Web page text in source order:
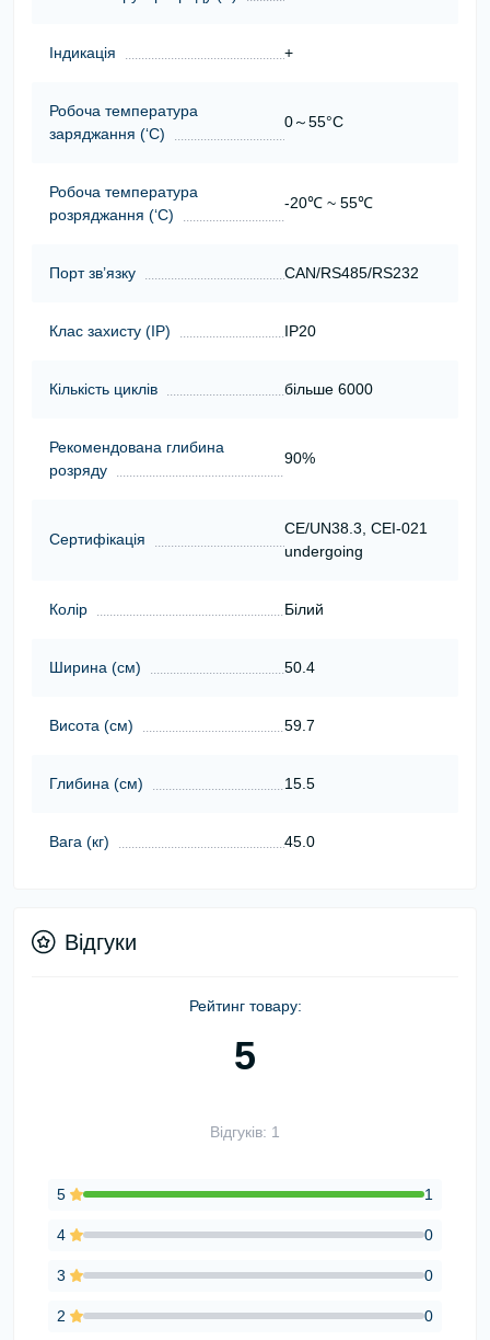
Індикація +
Робоча температура
заряджання (‘С)
0～55°C
Робоча температура
розряджання (‘С)
-20℃ ~ 55℃
Порт зв’язку CAN/RS485/RS232
Клас захисту (ІР) IP20
Кількість циклів більше 6000
Рекомендована глибина
розряду
90%
Сертифікація
CE/UN38.3, CEI-021
undergoing
Колір Білий
Ширина (см) 50.4
Висота (см) 59.7
Глибина (см) 15.5
Вага (кг) 45.0
Відгуки
Рейтинг товару:
5
Відгуків: 1
5 1
4 0
3 0
2 0